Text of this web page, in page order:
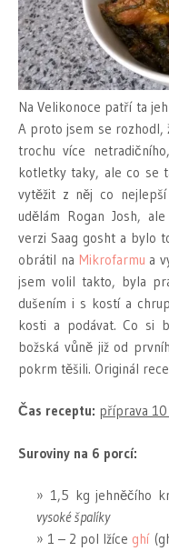
Na Velikonoce patří ta
A proto jsem se rozhodl,
trochu více
kotletky taky, ale co se
vytěžit z něj co
udělám Rogan Josh,
verzi Saag gosht a bylo
obrátil na Mikrofarmu a
jsem volil takto, byla
dušením i s kostí a
kosti a podávat. Co si
božská vůně již od
pokrm těšili. Originál
Čas receptu: příprava
Suroviny na 6 porcí:
1,5 kg jehněčího
vysoké špalíky
1 – 2 pol lžíce ghí